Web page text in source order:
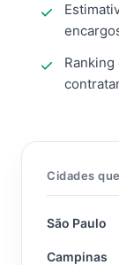
Cidades
São Paulo
Campinas